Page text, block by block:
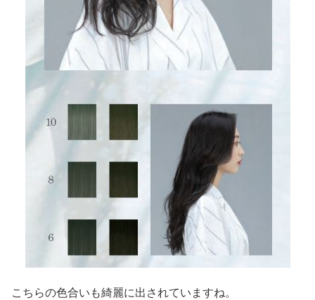
こちらの色合いも綺麗に出されていますね。